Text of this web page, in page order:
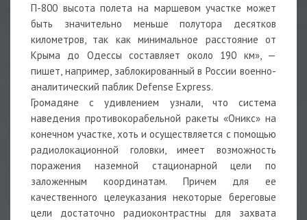
П-800 высота полета на маршевом участке может
быть значительно меньше полутора десятков
километров, так как минимальное расстояние от
Крыма до Одессы составляет около 190 км», —
пишет, например, заблокированный в России военно-
аналитический паблик Defense Express.
Громадяне с удивлением узнали, что система
наведения противокорабельной ракеты «Оникс» на
конечном участке, хоть и осуществляется с помощью
радиолокационной головки, имеет возможность
поражения наземной стационарной цели по
заложенным координатам. Причем для ее
качественного целеуказания некоторые береговые
цели достаточно радиоконтрастны для захвата